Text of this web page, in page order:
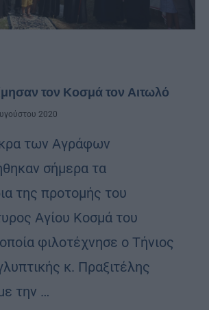
τον Κοσμά τον Αιτωλό
2020
των Αγράφων
σήμερα τα
της προτομής του
Αγίου Κοσμά του
φιλοτέχνησε ο Τήνιος
κ. Πραξιτέλης
την …